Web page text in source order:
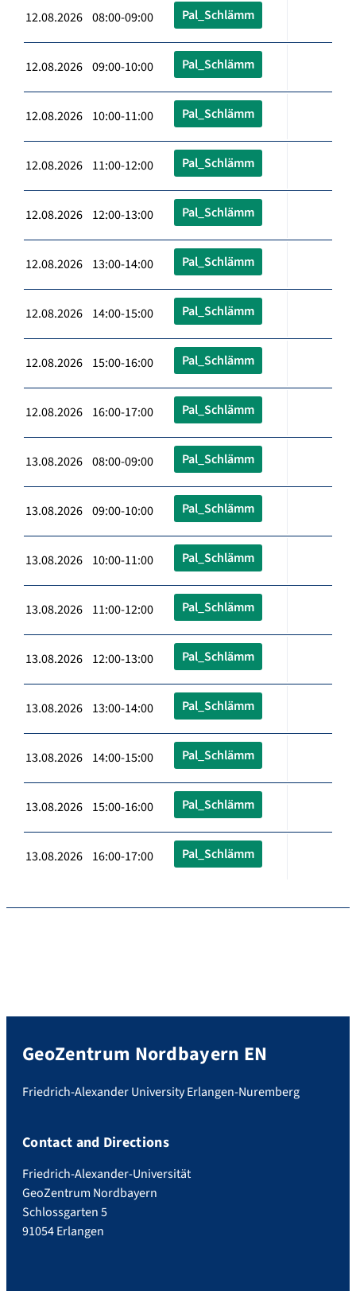
12.08.2026 08:00-09:00 Pal_Schlämm
12.08.2026 09:00-10:00 Pal_Schlämm
12.08.2026 10:00-11:00 Pal_Schlämm
12.08.2026 11:00-12:00 Pal_Schlämm
12.08.2026 12:00-13:00 Pal_Schlämm
12.08.2026 13:00-14:00 Pal_Schlämm
12.08.2026 14:00-15:00 Pal_Schlämm
12.08.2026 15:00-16:00 Pal_Schlämm
12.08.2026 16:00-17:00 Pal_Schlämm
13.08.2026 08:00-09:00 Pal_Schlämm
13.08.2026 09:00-10:00 Pal_Schlämm
13.08.2026 10:00-11:00 Pal_Schlämm
13.08.2026 11:00-12:00 Pal_Schlämm
13.08.2026 12:00-13:00 Pal_Schlämm
13.08.2026 13:00-14:00 Pal_Schlämm
13.08.2026 14:00-15:00 Pal_Schlämm
13.08.2026 15:00-16:00 Pal_Schlämm
13.08.2026 16:00-17:00 Pal_Schlämm
GeoZentrum Nordbayern EN
Friedrich-Alexander University Erlangen-Nuremberg
Contact and Directions
Friedrich-Alexander-Universität
GeoZentrum Nordbayern
Schlossgarten 5
91054 Erlangen